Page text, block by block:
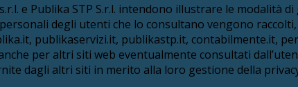
e Publika STP S.r.l. intendono illustrare le modalità
degli utenti che lo consultano vengono
publikaservizi.it, publikastp.it, contabilmente.it,
per altri siti web eventualmente consultati
dagli altri siti in merito alla loro gestione della